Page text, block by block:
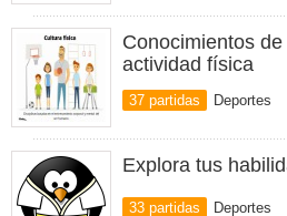
Conocimientos
actividad física
37 partidas Deportes
Explora tus
33 partidas Deportes